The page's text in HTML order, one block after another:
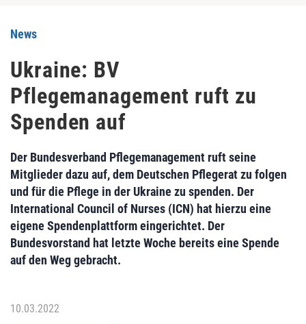
News
Ukraine: BV
Pflegemanagement ruft zu
Spenden auf
Der Bundesverband Pflegemanagement ruft seine
Mitglieder dazu auf, dem Deutschen Pflegerat zu folgen
und für die Pflege in der Ukraine zu spenden. Der
International Council of Nurses (ICN) hat hierzu eine
eigene Spendenplattform eingerichtet. Der
Bundesvorstand hat letzte Woche bereits eine Spende
auf den Weg gebracht.
10.03.2022